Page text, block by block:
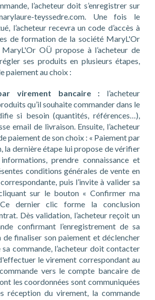
l’acheteur doit s’enregistrer sur
teyssedre.com. Une fois le
l’acheteur recevra un code d’accès à
de formation de la société MaryL'Or
OÜ propose à l’acheteur de
ses produits en plusieurs étapes,
paiement au choix :
virement bancaire : l’acheteur
qu’il souhaite commander dans le
si besoin (quantités, références…),
email de livraison. Ensuite, l’acheteur
paiement de son choix : « Paiement par
la dernière étape lui propose de vérifier
informations, prendre connaissance et
conditions générales de vente en
puis l’invite à valider sa
sur le bouton « Confirmer ma
dernier clic forme la conclusion
Dès validation, l’acheteur reçoit un
confirmant l’enregistrement de sa
de finaliser son paiement et déclencher
commande, l’acheteur doit contacter
le virement correspondant au
vers le compte bancaire de
les coordonnées sont communiquées
réception du virement, la commande